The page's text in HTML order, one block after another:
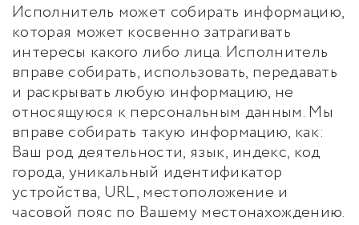
Исполнитель может собирать информацию,
которая может косвенно затрагивать
интересы какого либо лица. Исполнитель
вправе собирать, использовать, передавать
и раскрывать любую информацию, не
относящуюся к персональным данным. Мы
вправе собирать такую информацию, как:
Ваш род деятельности, язык, индекс, код
города, уникальный идентификатор
устройства, URL, местоположение и
часовой пояс по Вашему местонахождению.